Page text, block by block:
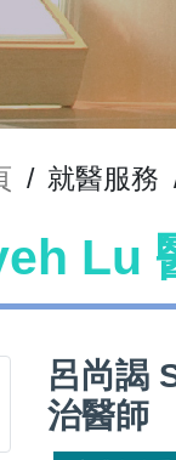
/ 就醫服務
Lu
呂尚謁
治醫師